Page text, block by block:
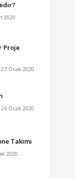
2020
Proje
27 Ocak 2020
26 Ocak 2020
Takımı
2020